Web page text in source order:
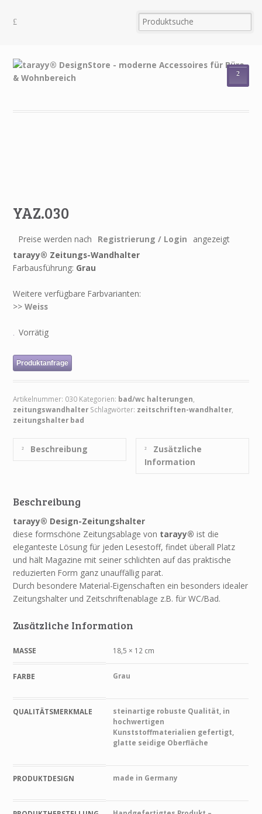
²
YAZ.030
Preise werden nach Registrierung / Login
angezeigt
tarayy® Zeitungs-Wandhalter
Farbausführung: Grau
Weitere verfügbare Farbvarianten:
>>Weiss
Vorrätig
Produktanfrage
Artikelnummer: 030 Kategorien: bad/wc halterungen
zeitungswandhalter Schlagwörter: zeitschriften-wandhalter
zeitungshalter bad
Beschreibung
Zusätzliche
Information
Beschreibung
tarayy® Design-Zeitungshalter
diese formschöne Zeitungsablage von tarayy®ist die
eleganteste Lösung für jeden Lesestoff, findet überall Platz
und hält Magazine mit seiner schlichten auf das praktische
reduzierten Form ganz unauffällig parat.
Durch besondere Material-Eigenschaften ein besonders idealer
Zeitungshalter und Zeitschriftenablage z.B. für WC/Bad.
Zusätzliche Information
MASSE 18,5 × 12 cm
FARBE Grau
QUALITÄTSMERKMALE
steinartige robuste Qualität, in
hochwertigen
Kunststoffmaterialien gefertigt,
glatte seidige Oberfläche
PRODUKTDESIGN made in Germany